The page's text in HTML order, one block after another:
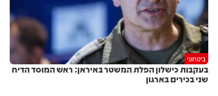
ביטחוני
בעקבות כישלון הפלת המשטר באיראן: ראש המוסד הדיח
שני בכירים בארגון